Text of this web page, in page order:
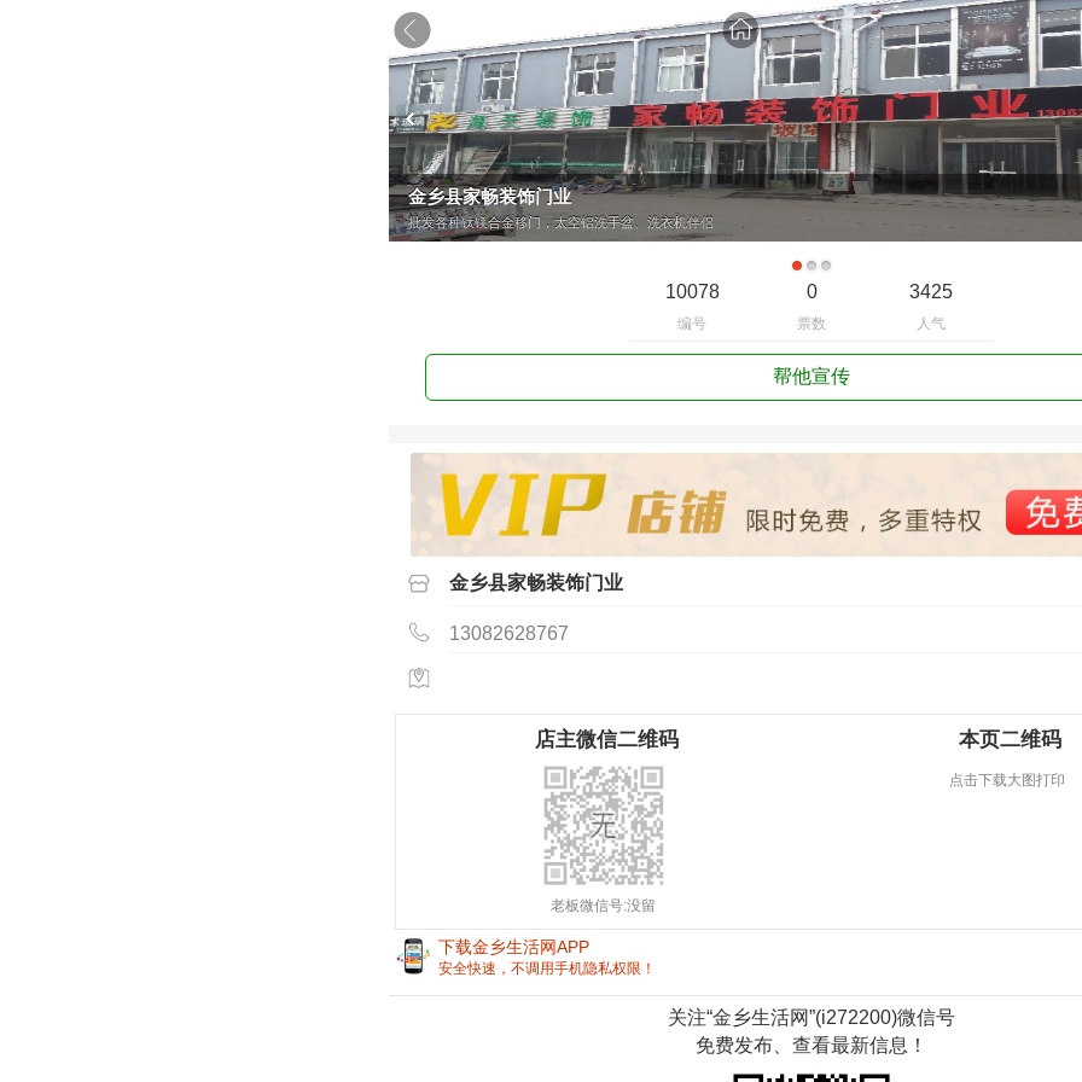
金乡县家畅装饰门业
批发各种钛镁合金移门，太空铝洗手盆、洗衣机伴侣
10078 0 3425
编号 票数 人气
帮他宣传
金乡县家畅装饰门业
13082628767
店主微信二维码 本页二维码
老板微信号:没留
点击下载大图打印
下载金乡生活网APP
安全快速，不调用手机隐私权限！
关注“金乡生活网”(i272200)微信号
免费发布、查看最新信息！